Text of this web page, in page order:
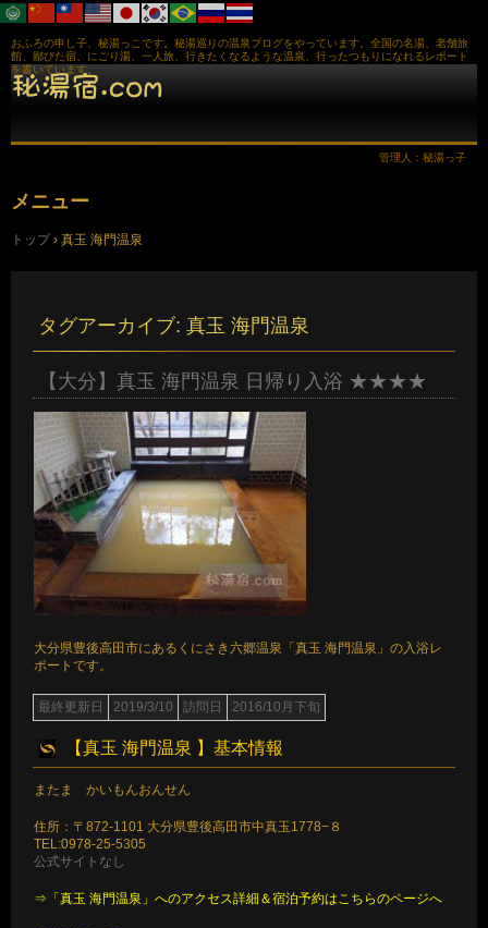
おふろの申し子、秘湯っこです。秘湯巡りの温泉ブログをやっています。全国の名湯、老舗旅
館、鄙びた宿、にごり湯、一人旅、行きたくなるような温泉、行ったつもりになれるレポート
を書いています。
管理人：秘湯っ子
メニュー
ン
トップ › 真玉 海門温泉
タグアーカイブ: 真玉 海門温泉
【大分】真玉 海門温泉 日帰り入浴 ★★★★
大分県豊後高田市にあるくにさき六郷温泉「真玉 海門温泉」の入浴レ
ポートです。
最終更新日 2019/3/10 訪問日 2016/10月下旬
【真玉 海門温泉 】基本情報
またま かいもんおんせん
住所：〒872-1101 大分県豊後高田市中真玉1778−８
TEL:0978-25-5305
公式サイトなし
⇒「真玉 海門温泉」へのアクセス詳細＆宿泊予約はこちらのページへ